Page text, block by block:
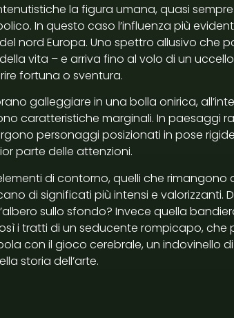
la figura umana, quasi
In questo caso l’influenza più
nord Europa. Uno spettro allusivo che
vita – e arriva fino al volo di un
fortuna o sventura.
galleggiare in una bolla onirica,
caratteristiche marginali. In paesaggi
personaggi posizionati in pose
parte delle attenzioni.
di contorno, quelli che rimangono
di significati più intensi e valorizzanti.
sullo sfondo? Invece quella
i tratti di un seducente rompicapo, che
con il gioco cerebrale, un indovinello
storia dell’arte.